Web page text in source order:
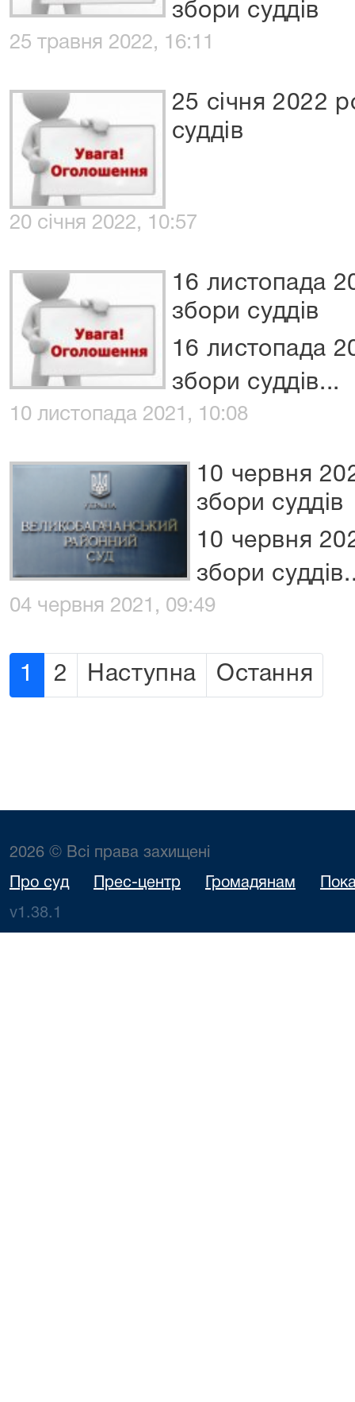
збори суддів
25 травня 2022, 16:11
25 січня 2022
суддів
20 січня 2022, 10:57
16 листопада
збори суддів
16 листопада
збори суддів...
10 листопада 2021, 10:08
10 червня
збори суддів
10 червня
збори
04 червня 2021, 09:49
1 2 Наступна Остання
2026 © Всі права захищені
Про суд Прес-центр Громадянам
v1.38.1